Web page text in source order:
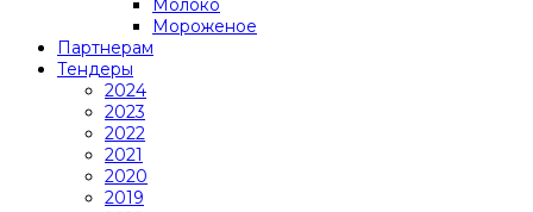
Молоко
Мороженое
Партнерам
Тендеры
2024
2023
2022
2021
2020
2019